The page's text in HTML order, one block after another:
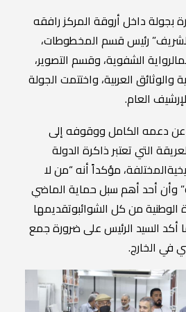
بجولةداخلأروقة المركزرافقه
” رئيسقسم المخطوطات،
الرواية الشفوية، وقسم التصوير،
والوثائق العربية، واختتمت الجولة
العام.
عندعمه الكاملووقوفهإلى
التيتعتبرذاكرة الدولة
المختلفة، مؤكداًأنه“منلا
” وأنأحد أهمسبلحماية الماضي
الوطنيةمنكل الشوائبوتقديمها
أكد السيد الرئيسعلىضرورةجمع
في الخارج.